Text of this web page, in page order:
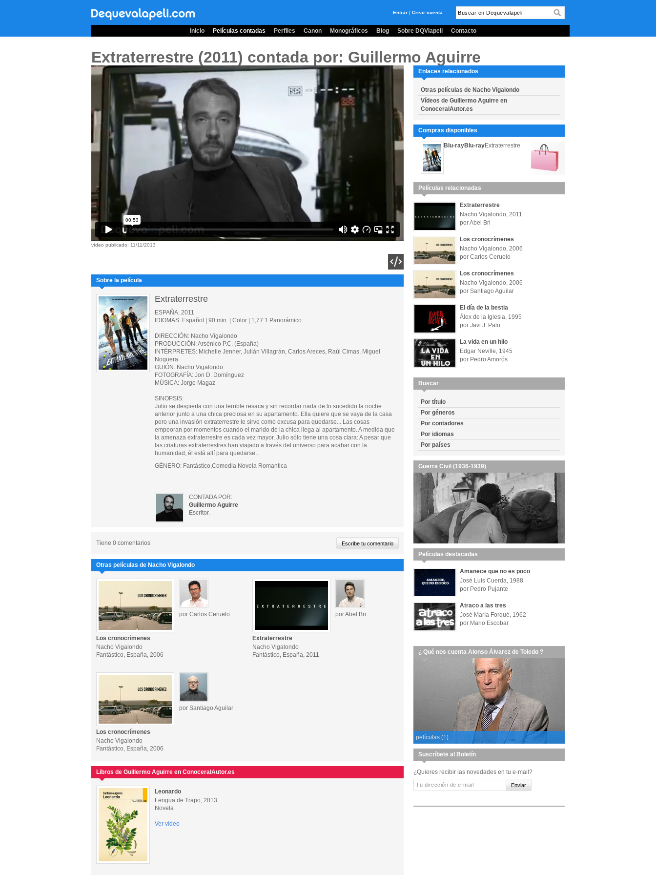
Entrar | Crear cuenta
Inicio Películas contadas Perfiles Canon Monográficos Blog Sobre DQVlapeli Contacto
Extraterrestre (2011) contada por: Guillermo Aguirre
vídeo publicado: 11/11/2013
Sobre la película
Extraterrestre
ESPAÑA, 2011
IDIOMAS: Español | 90 min. | Color | 1,77:1 Panorámico
DIRECCIÓN: Nacho Vigalondo
PRODUCCIÓN: Arsénico P.C. (España)
INTÉRPRETES: Michelle Jenner, Julián Villagrán, Carlos Areces, Raúl Cimas, Miguel
Noguera
GUIÓN: Nacho Vigalondo
FOTOGRAFÍA: Jon D. Domínguez
MÚSICA: Jorge Magaz
SINOPSIS:
Julio se despierta con una terrible resaca y sin recordar nada de lo sucedido la noche
anterior junto a una chica preciosa en su apartamento. Ella quiere que se vaya de la casa
pero una invasión extraterrestre le sirve como excusa para quedarse... Las cosas
empeoran por momentos cuando el marido de la chica llega al apartamento. A medida que
la amenaza extraterrestre es cada vez mayor, Julio sólo tiene una cosa clara: A pesar que
las criaturas extraterrestres han viajado a través del universo para acabar con la
humanidad, él está allí para quedarse...
GÉNERO: Fantástico,Comedia Novela Romantica
CONTADA POR:
Guillermo Aguirre
Escritor.
Tiene 0 comentarios
Otras películas de Nacho Vigalondo
por Carlos Ceruelo
Los cronocrímenes
Nacho Vigalondo
Fantástico, España, 2006
por Abel Bri
Extraterrestre
Nacho Vigalondo
Fantástico, España, 2011
por Santiago Aguilar
Los cronocrímenes
Nacho Vigalondo
Fantástico, España, 2006
Libros de Guillermo Aguirre en ConoceralAutor.es
Leonardo
Lengua de Trapo, 2013
Novela
Ver vídeo
Enlaces relacionados
Otras películas de Nacho Vigalondo
Vídeos de Guillermo Aguirre en
ConoceralAutor.es
Compras disponibles
Blu-rayBlu-rayExtraterrestre
Películas relacionadas
Extraterrestre
Nacho Vigalondo, 2011
por Abel Bri
Los cronocrímenes
Nacho Vigalondo, 2006
por Carlos Ceruelo
Los cronocrímenes
Nacho Vigalondo, 2006
por Santiago Aguilar
El día de la bestia
Álex de la Iglesia, 1995
por Javi J. Palo
La vida en un hilo
Edgar Neville, 1945
por Pedro Amorós
Buscar
Por título
Por géneros
Por contadores
Por idiomas
Por países
Guerra Civil (1936-1939)
Películas destacadas
Amanece que no es poco
José Luis Cuerda, 1988
por Pedro Pujante
Atraco a las tres
José María Forqué, 1962
por Mario Escobar
¿ Qué nos cuenta Alonso Álvarez de Toledo ?
películas (1)
Suscríbete al Boletín
¿Quieres recibir las novedades en tu e-mail?